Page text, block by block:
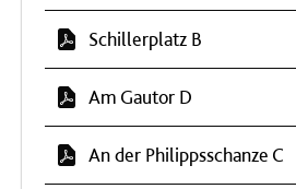
Schillerplatz B
Am Gautor D
An der Philippsschanze C